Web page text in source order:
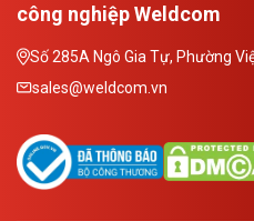
công nghiệp Weldcom
Số 285A Ngô Gia Tự, Phường
sales@weldcom.vn